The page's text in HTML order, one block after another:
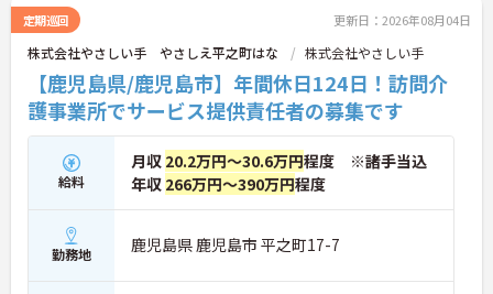
定期巡回 更新日：2026年08月04日
株式会社やさしい手 やさしえ平之町はな 株式会社やさしい手
【鹿児島県/鹿児島市】年間休日124日！訪問介
護事業所でサービス提供責任者の募集です
給料
月収 20.2万円～30.6万円程度 ※諸手当込
年収 266万円～390万円程度
勤務地 鹿児島県 鹿児島市 平之町17-7